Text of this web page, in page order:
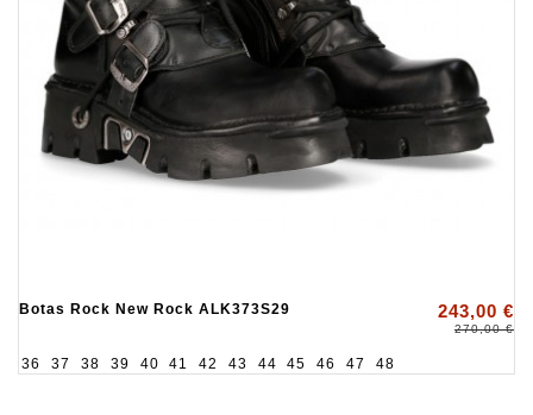
Botas Rock New Rock ALK373S29 243,00 €
270,00 €
36 37 38 39 40 41 42 43 44 45 46 47 48